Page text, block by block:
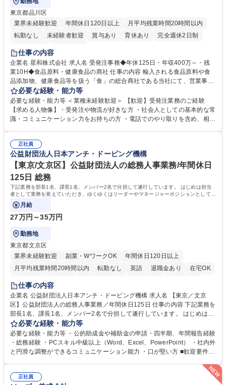
東京都品川区
業界未経験歓迎
年間休日120日以上
月平均残業時間20時間以内
転勤なし
未経験者歓迎 賞与あり 育休あり
完全週休2日制
交通費支給
仕事の内容
企業名 星和株式会社 求人名 受発注事務◆年休125日・年収400万～・残
業10H◆食品原料・健康食品の商社 仕事の内容 輸入される食品原料や食
品添加物、健康食品等を扱う「食」の総合商社である当社にて、営業事務
として営業サポートや書類作成、データ入力、電話対応などの業務をお任
せします。 ・受注／出荷指示／売上管理／仕入管理／在庫管理／お客様や
倉庫と電話確認など、販売に関わる事務、営業サポートをお願いします。
・入社後は商品について覚えることから始め、先輩社員OJTと共に業務を
万～・残業10H◆食品原料・健康食品の商社
必要な経験・能力等
必要な経験・能力等 ＜業種未経験歓迎＞ 【歓迎】受発注業務のご経験
【求める人物像】・受発注や物流が好きな方 ・社会人としての基本的な常
識・コミュニケーション力をお持ちの方 ・電話でのやり取りを含め、相手
演算ができる方 ・業務ルールや指示を理解し、行動できる方 学歴・資格
学歴：大学院 大学 短大 語学力： 資格：
正社員
公益財団法人日本アンチ・ドーピング機構
【東京/文京区】公益財団法人の総務人事業務/年間休日
125日 総務
下記業務を部長1名、課長1名、メンバー2名で分担して遂行しています。 はじめは担当
者として業務を覚えていただき、ゆくゆくはリーダーやマネージャーポジションとして活
躍いただくことを期待しています。
月給
27万円～35万円
勤務地
東京都文京区
業界未経験歓迎
副業・WワークOK
年間休日120日以上
月平均残業時間20時間以内
転勤なし 英語 退職金あり
在宅OK
賞与あり
育休あり
食事補助あり
仕事の内容
企業名 公益財団法人日本アンチ・ドーピング機構 求人名 【東京／文京
区】公益財団法人の総務人事業務／年間休日125日 仕事の内容 下記業務を
部長1名、課長1名、メンバー2名で分担して遂行しています。 はじめは担
当者として業務を覚えていただき、ゆくゆくはリーダーやマネージャーポ
ジションとして活躍いただくことを期待しています。 【総務・人事グルー
プの業務内容】 ・人事制度関連 ・採用活動 ・教育研修の企画、実行 ・勤
怠管理 ・官公庁への各種提出 ・法定の会議運営（評議員会、理事会） ・
連 ・衛生管理 ・防災関連・公的助成金の管理・オフィス、ファシリティ
管理 ・福利厚生関連 ・職員からの問合せ、相談対応 ・その他日常の総務
必要な経験・能力等
必要な経験・能力等 ・公的助成金や補助金の申請・四半期、年間報告経験
・総務経験 ・PCスキル中級以上（Word、Excel、PowerPoint） ・社内外
と円滑な調整ができるコミュニケーション能力 ・口が堅い方 ■歓迎要件
正社員